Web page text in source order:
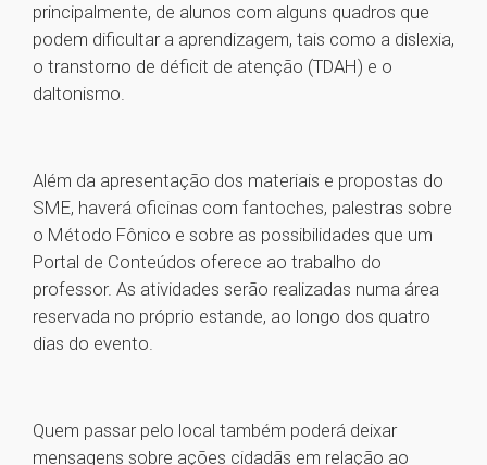
principalmente, de alunos com alguns quadros que
podem dificultar a aprendizagem, tais como a dislexia,
o transtorno de déficit de atenção (TDAH) e o
daltonismo.
Além da apresentação dos materiais e propostas do
SME, haverá oficinas com fantoches, palestras sobre
o Método Fônico e sobre as possibilidades que um
Portal de Conteúdos oferece ao trabalho do
professor. As atividades serão realizadas numa área
reservada no próprio estande, ao longo dos quatro
dias do evento.
Quem passar pelo local também poderá deixar
mensagens sobre ações cidadãs em relação ao